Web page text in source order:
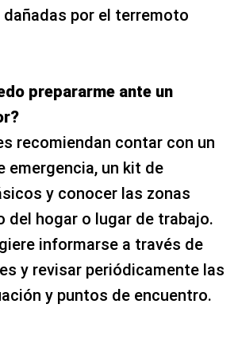
por el terremoto
prepararme ante un
recomiendan contar con un
emergencia, un kit de
y conocer las zonas
del hogar o lugar de trabajo.
informarse a través de
y revisar periódicamente las
y puntos de encuentro.